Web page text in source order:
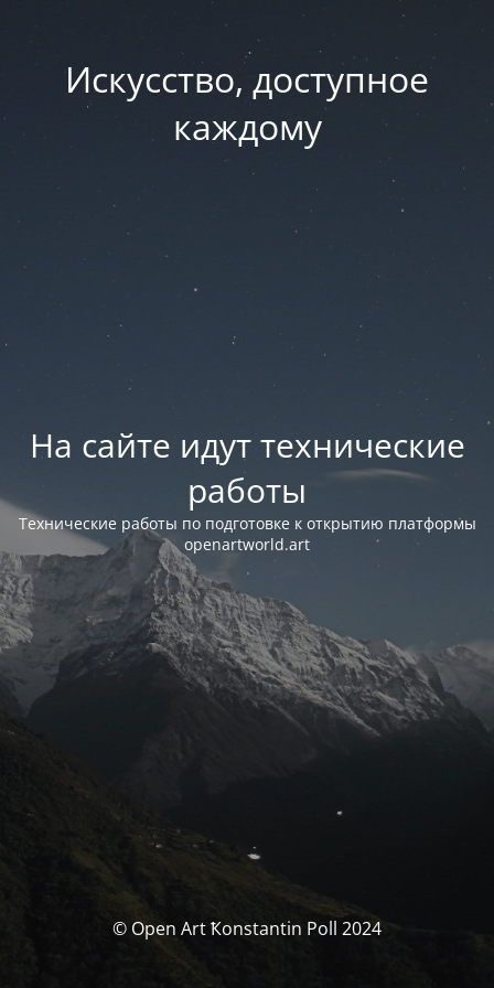
Искусство, доступное
каждому
На сайте идут технические
работы
Технические работы по подготовке к открытию платформы
openartworld.art
© Open Art Ҟonstantin Poll 2024